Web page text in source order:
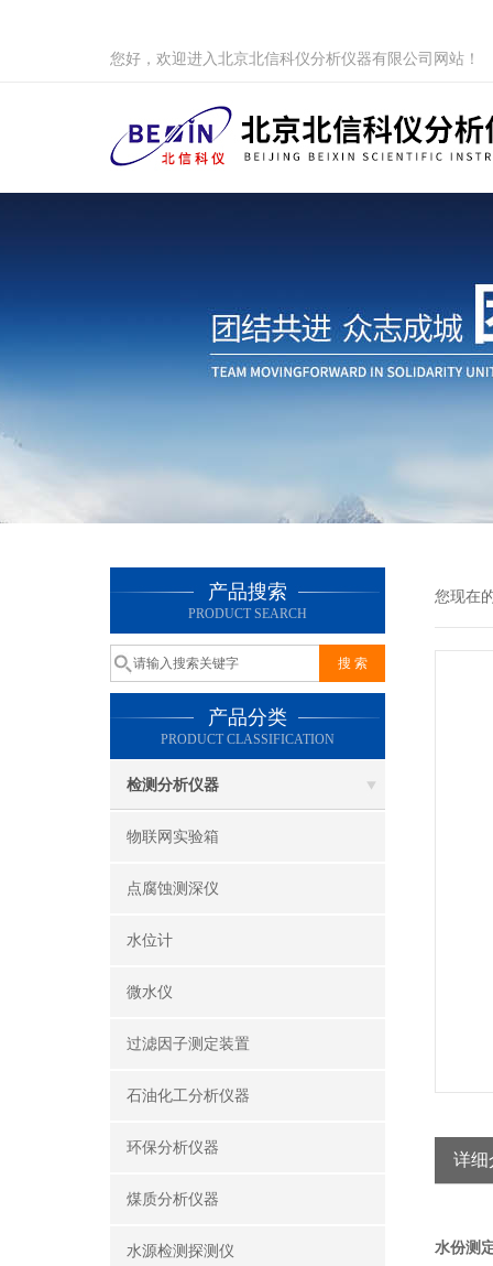
您好，欢迎进入北京北信科仪分析仪器有限公司网站！
产品搜索
PRODUCT SEARCH
产品分类
PRODUCT CLASSIFICATION
检测分析仪器
物联网实验箱
点腐蚀测深仪
水位计
微水仪
过滤因子测定装置
石油化工分析仪器
环保分析仪器
煤质分析仪器
水源检测探测仪
您现在
详细
水份测